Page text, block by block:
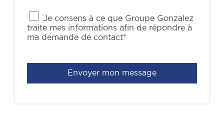
Je consens à ce que Groupe Gonzalez
traite mes informations afin de répondre à
ma demande de contact*